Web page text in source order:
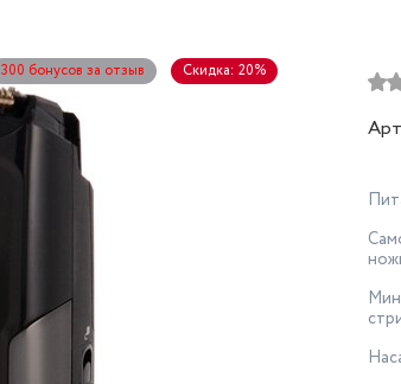
300 бонусов за отзыв Скидка: 20%